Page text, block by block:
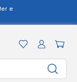
e